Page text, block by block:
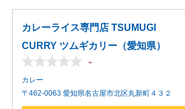
カレーライス専門店 TSUMUGI
CURRY ツムギカリー（愛知県）
-
カレー
〒462-0063 愛知県名古屋市北区丸新町４３２